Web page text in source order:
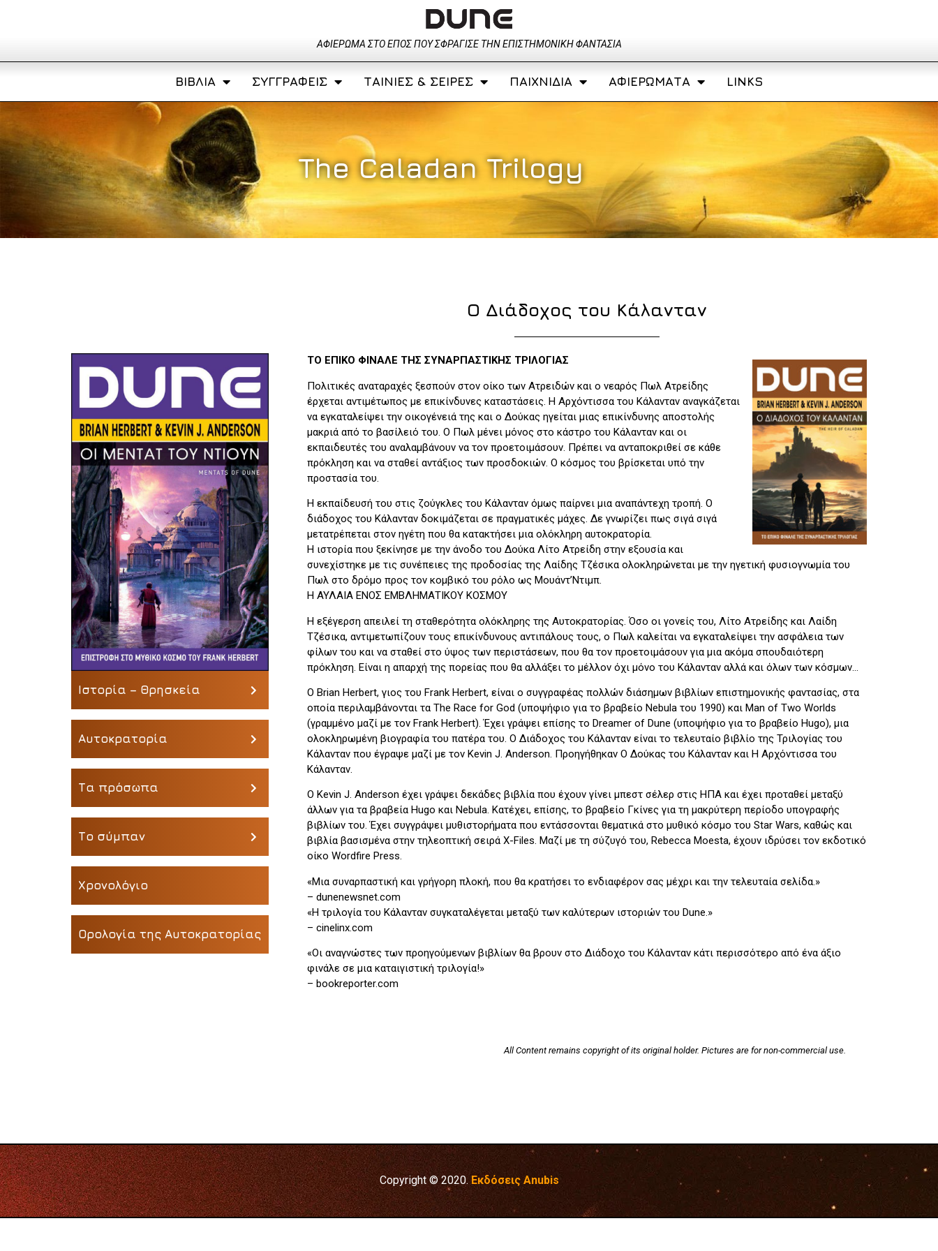
ΑΦΙΈΡΩΜΑ ΣΤΟ ΈΠΟΣ ΠΟΥ ΣΦΡΆΓΙΣΕ ΤΗΝ ΕΠΙΣΤΗΜΟΝΙΚΉ ΦΑΝΤΑΣΊΑ
ΒΙΒΛΊΑ ΣΥΓΓΡΑΦΕΊΣ ΤΑΙΝΊΕΣ & ΣΕΙΡΈΣ ΠΑΙΧΝΊΔΙΑ ΑΦΙΕΡΏΜΑΤΑ LINKS
The Caladan Trilogy
Ιστορία – Θρησκεία
Αυτοκρατορία
Τα πρόσωπα
Το σύμπαν
Χρονολόγιο
Ορολογία της Αυτοκρατορίας
Ο Διάδοχος του Κάλανταν
TO EΠΙΚΟ ΦΙΝΑΛΕ ΤΗΣ ΣΥΝΑΡΠΑΣΤΙΚΗΣ ΤΡΙΛΟΓΙΑΣ
Πολιτικές αναταραχές ξεσπούν στον οίκο των Ατρειδών και ο νεαρός Πωλ Ατρείδης
έρχεται αντιμέτωπος με επικίνδυνες καταστάσεις. Η Αρχόντισσα του Κάλανταν αναγκάζεται
να εγκαταλείψει την οικογένειά της και ο Δούκας ηγείται μιας επικίνδυνης αποστολής
μακριά από το βασίλειό του. Ο Πωλ μένει μόνος στο κάστρο του Κάλανταν και οι
εκπαιδευτές του αναλαμβάνουν να τον προετοιμάσουν. Πρέπει να ανταποκριθεί σε κάθε
πρόκληση και να σταθεί αντάξιος των προσδοκιών. Ο κόσμος του βρίσκεται υπό την
προστασία του.
Η εκπαίδευσή του στις ζούγκλες του Κάλανταν όμως παίρνει μια αναπάντεχη τροπή. Ο
διάδοχος του Κάλανταν δοκιμάζεται σε πραγματικές μάχες. Δε γνωρίζει πως σιγά σιγά
μετατρέπεται στον ηγέτη που θα κατακτήσει μια ολόκληρη αυτοκρατορία.
Η ιστορία που ξεκίνησε με την άνοδο του Δούκα Λίτο Ατρείδη στην εξουσία και
συνεχίστηκε με τις συνέπειες της προδοσίας της Λαίδης Τζέσικα ολοκληρώνεται με την ηγετική φυσιογνωμία του
Πωλ στο δρόμο προς τον κομβικό του ρόλο ως Μουάντ’Ντιμπ.
Η ΑΥΛΑΙΑ ΕΝΟΣ ΕΜΒΛΗΜΑΤΙΚΟΥ ΚΟΣΜΟΥ
Η εξέγερση απειλεί τη σταθερότητα ολόκληρης της Αυτοκρατορίας. Όσο οι γονείς του, Λίτο Ατρείδης και Λαίδη
Τζέσικα, αντιμετωπίζουν τους επικίνδυνους αντιπάλους τους, ο Πωλ καλείται να εγκαταλείψει την ασφάλεια των
φίλων του και να σταθεί στο ύψος των περιστά­σεων, που θα τον προετοιμάσουν για μια ακόμα σπουδαιότερη
πρόκληση. Είναι η απαρχή της πορείας που θα αλλάξει το μέλλον όχι μόνο του Κάλανταν αλλά και όλων των κόσμων…
O Brian Herbert, γιoς του Frank Herbert, είναι ο συγγραφέας πολλών διάσημων βιβλίων επιστη­μονικής φαντασίας, στα
οποία περιλαμβάνονται τα The Race for God (υποψήφιο για το βραβείο Nebula του 1990) και Man of Two Worlds
(γραμμένο μαζί με τον Frank Herbert). Έχει γράψει επίσης το Dreamer of Dune (υποψήφιο για τo βραβείο Hugo), μια
ολοκληρωμένη βιογραφία του πατέρα του. Ο Διάδοχος του Κάλανταν είναι το τελευταίο βιβλίο της Τριλογίας του
Κάλανταν που έγραψε μαζί με τον Kevin J. Anderson. Προηγήθηκαν Ο Δούκας του Κάλανταν και Η Αρχόντισσα του
Κάλανταν.
O Kevin J. Anderson έχει γράψει δεκάδες βιβλία που έχουν γίνει μπεστ σέλερ στις HΠA και έχει προταθεί μεταξύ
άλλων για τα βραβεία Hugo και Nebula. Kατέχει, επίσης, το βραβείο Γκίνες για τη μακρύτερη περίοδο υπογραφής
βιβλίων του. Έχει συγγράψει μυθι­στορήματα που εντάσσονται θεματικά στο μυθικό κόσμο του Star Wars, καθώς και
βιβλία βασισμένα στην τηλεοπτική σειρά X-Files. Μαζί με τη σύζυγό του, Rebecca Moesta, έχουν ιδρύσει τον εκδοτικό
οίκο Wordfire Press.
«Mια συναρπαστική και γρήγορη πλοκή, που θα κρατήσει το ενδιαφέρον σας μέχρι και την τελευταία σελίδα.»
– dunenewsnet.com
«H τριλογία του Κάλανταν συγκαταλέγεται μεταξύ των καλύτερων ιστοριών του Dune.»
– cinelinx.com
«Οι αναγνώστες των προηγούμενων βιβλίων θα βρουν στο Διά­δοχο του Κάλανταν κάτι περισσότερο από ένα άξιο
φινάλε σε μια καταιγιστική τριλογία!»
– bookreporter.com
All Content remains copyright of its original holder. Pictures are for non-commercial use.
Copyright © 2020. Εκδόσεις Anubis